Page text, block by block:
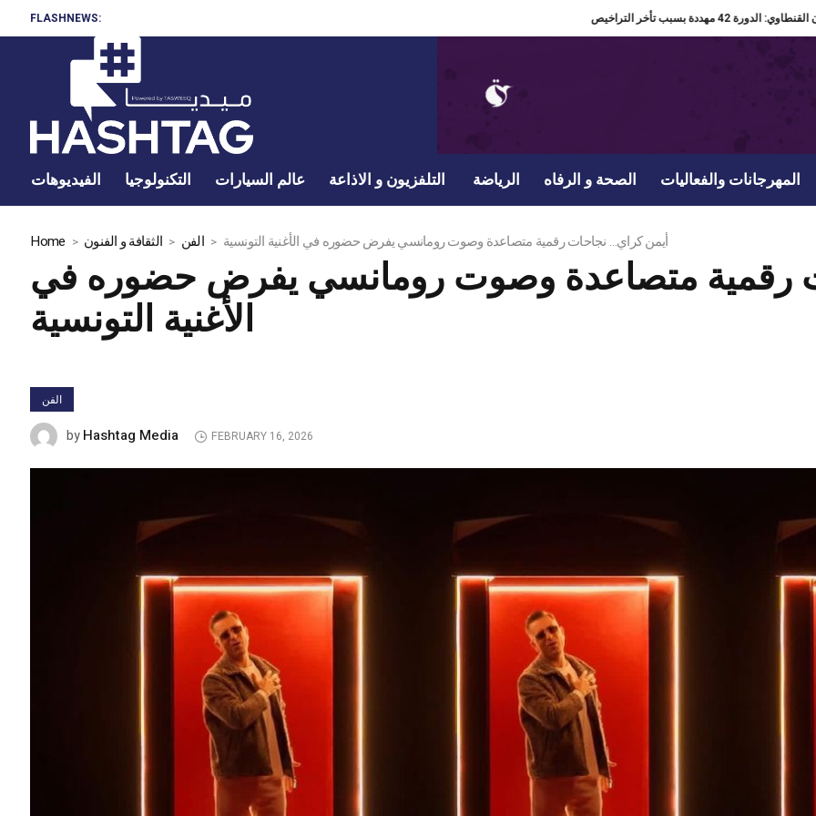
FLASHNEWS: مدير مهرجان القنطاوي: الدورة 42 مهددة بسبب تأخر التراخيص
الفيديوهات التكنولوجيا عالم السيارات التلفزيون و الاذاعة الرياضة الصحة و الرفاه المهرجانات والفعاليات
Home الثقافة و الفنون الفن أيمن كراي… نجاحات رقمية متصاعدة وصوت رومانسي يفرض حضوره في الأغنية التونسية
رقمية متصاعدة وصوت رومانسي يفرض حضوره في
الأغنية التونسية
الفن
byHashtag Media FEBRUARY 16, 2026